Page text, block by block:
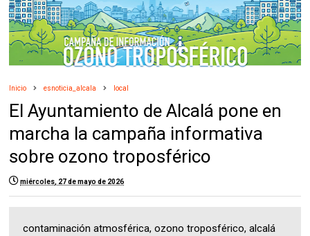
Inicio esnoticia_alcala local
El Ayuntamiento de Alcalá pone en
marcha la campaña informativa
sobre ozono troposférico
miércoles, 27 de mayo de 2026
contaminación atmosférica, ozono troposférico, alcalá